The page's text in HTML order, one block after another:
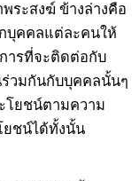
ระสงฆ์ ข้างล่างคือ
บุคคลแต่ละคนให้
ารที่จะติดต่อกับ
วมกันกับบุคคลนั้นๆ
โยชน์ตามความ
ยชน์ได้ทั้งนั้น